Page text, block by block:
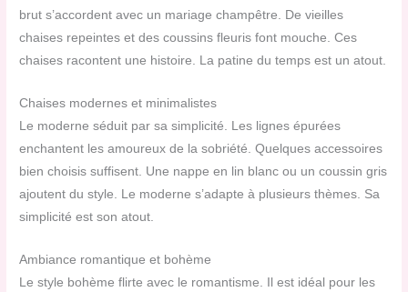
brut s’accordent avec un mariage champêtre. De vieilles
chaises repeintes et des coussins fleuris font mouche. Ces
chaises racontent une histoire. La patine du temps est un atout.
Chaises modernes et minimalistes
Le moderne séduit par sa simplicité. Les lignes épurées
enchantent les amoureux de la sobriété. Quelques accessoires
bien choisis suffisent. Une nappe en lin blanc ou un coussin gris
ajoutent du style. Le moderne s’adapte à plusieurs thèmes. Sa
simplicité est son atout.
Ambiance romantique et bohème
Le style bohème flirte avec le romantisme. Il est idéal pour les